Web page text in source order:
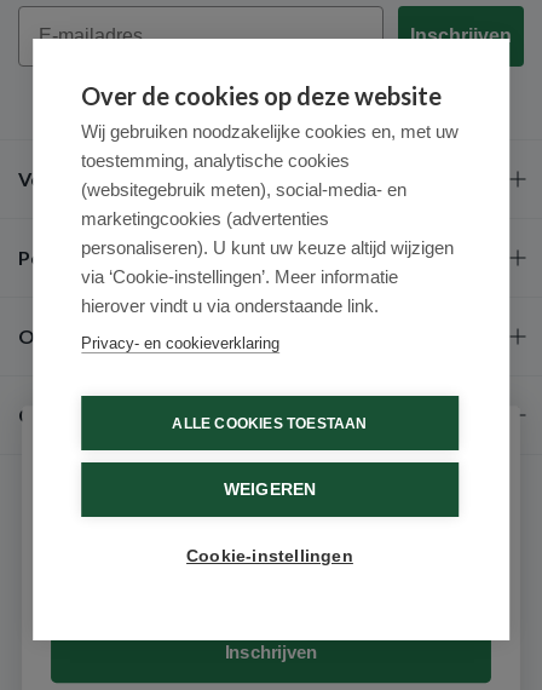
Email
Inschrijven
Veel gestelde vragen
Populaire merken
Over ons
Contact
Over de cookies op deze website
Wij gebruiken noodzakelijke cookies en, met uw
toestemming, analytische cookies
(websitegebruik meten), social-media- en
marketingcookies (advertenties
personaliseren). U kunt uw keuze altijd wijzigen
via ‘Cookie-instellingen’. Meer informatie
hierover vindt u via onderstaande link.
Privacy- en cookieverklaring
ALLE COOKIES TOESTAAN
WEIGEREN
Cookie-instellingen
Schrijf je in voor onze nieuwsbrief
Ontvang als eerste de beste aanbiedingen en persoonlijk
advies
Inschrijven